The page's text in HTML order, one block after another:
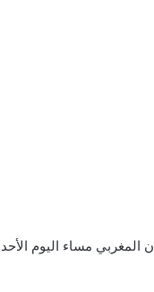
المغربي مساء اليوم الأحد